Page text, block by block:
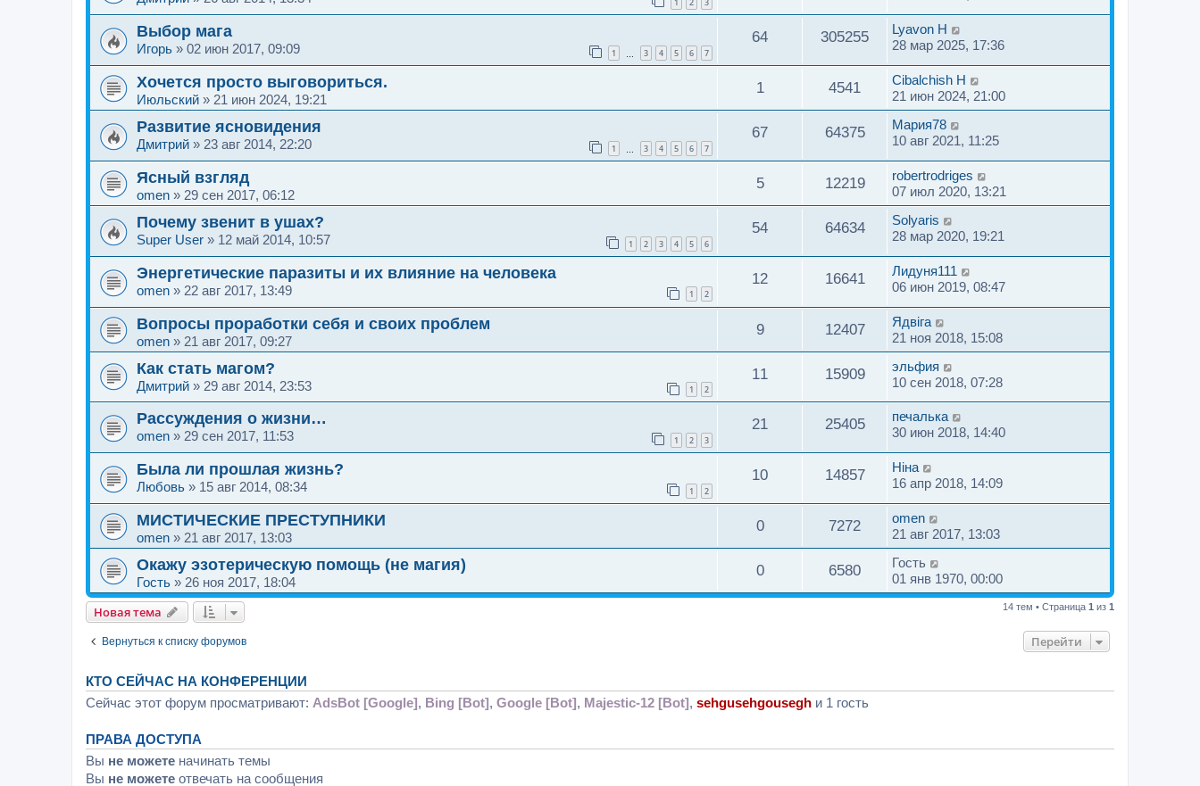
Выбор мага
Игорь » 02 июн 2017, 09:09 1 3 4 5 6 7
64 305255
Lyavon H
28 мар 2025, 17:36
Хочется просто выговориться.
Июльский » 21 июн 2024, 19:21
1 4541
Cibalchish H
21 июн 2024, 21:00
Развитие ясновидения
Дмитрий » 23 авг 2014, 22:20 1 3 4 5 6 7
67 64375
Мария78
10 авг 2021, 11:25
Ясный взгляд
omen » 29 сен 2017, 06:12
5 12219
robertrodriges
07 июл 2020, 13:21
Почему звенит в ушах?
Super User » 12 май 2014, 10:57 1 2 3 4 5 6
54 64634
Solyaris
28 мар 2020, 19:21
Энергетические паразиты и их влияние на человека
omen » 22 авг 2017, 13:49 1 2
12 16641
Лидуня111
06 июн 2019, 08:47
Вопросы проработки себя и своих проблем
omen » 21 авг 2017, 09:27
9 12407
Ядвiга
21 ноя 2018, 15:08
Как стать магом?
Дмитрий » 29 авг 2014, 23:53 1 2
11 15909
эльфия
10 сен 2018, 07:28
Рассуждения о жизни…
omen » 29 сен 2017, 11:53 1 2 3
21 25405
печалька
30 июн 2018, 14:40
Была ли прошлая жизнь?
Любовь » 15 авг 2014, 08:34 1 2
10 14857
Нiна
16 апр 2018, 14:09
МИСТИЧЕСКИЕ ПРЕСТУПНИКИ
omen » 21 авг 2017, 13:03
0 7272
omen
21 авг 2017, 13:03
Окажу эзотерическую помощь (не магия)
Гость » 26 ноя 2017, 18:04
0 6580
Гость
01 янв 1970, 00:00
Новая тема 14 тем • Страница 1 из 1
Вернуться к списку форумов Перейти
КТО СЕЙЧАС НА КОНФЕРЕНЦИИ
Сейчас этот форум просматривают: AdsBot [Google], Bing [Bot], Google [Bot], Majestic-12 [Bot], sehgusehgousegh и 1 гость
ПРАВА ДОСТУПА
Вы не можете начинать темы
Вы не можете отвечать на сообщения